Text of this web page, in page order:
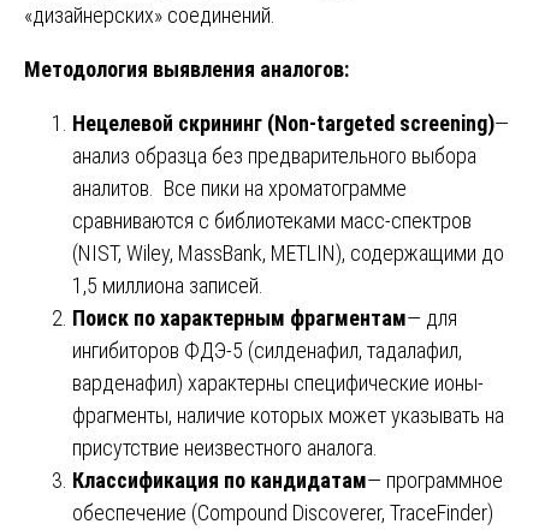
«дизайнерских» соединений.
Методология выявления аналогов:
Нецелевой скрининг (Non-targeted screening)—
анализ образца без предварительного выбора
аналитов. Все пики на хроматограмме
сравниваются с библиотеками масс-спектров
(NIST, Wiley, MassBank, METLIN), содержащими до
1,5 миллиона записей.
Поиск по характерным фрагментам— для
ингибиторов ФДЭ-5 (силденафил, тадалафил,
варденафил) характерны специфические ионы-
фрагменты, наличие которых может указывать на
присутствие неизвестного аналога.
Классификация по кандидатам— программное
обеспечение (Compound Discoverer, TraceFinder)